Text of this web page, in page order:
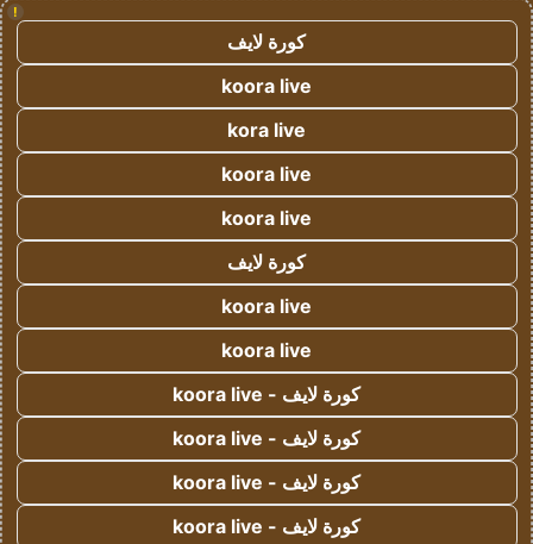
!
كورة لايف
koora live
kora live
koora live
koora live
كورة لايف
koora live
koora live
كورة لايف - koora live
كورة لايف - koora live
كورة لايف - koora live
كورة لايف - koora live